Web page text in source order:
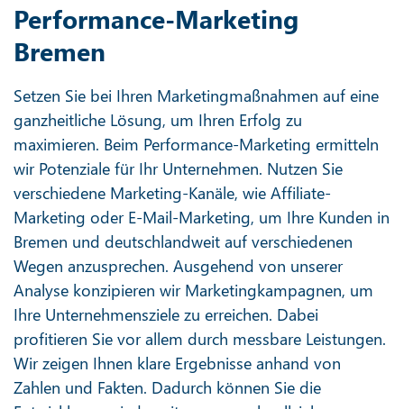
Performance-Marketing
Bremen
Setzen Sie bei Ihren Marketingmaßnahmen auf eine
ganzheitliche Lösung, um Ihren Erfolg zu
maximieren. Beim Performance-Marketing ermitteln
wir Potenziale für Ihr Unternehmen. Nutzen Sie
verschiedene Marketing-Kanäle, wie Affiliate-
Marketing oder E-Mail-Marketing, um Ihre Kunden in
Bremen und deutschlandweit auf verschiedenen
Wegen anzusprechen. Ausgehend von unserer
Analyse konzipieren wir Marketingkampagnen, um
Ihre Unternehmensziele zu erreichen. Dabei
profitieren Sie vor allem durch messbare Leistungen.
Wir zeigen Ihnen klare Ergebnisse anhand von
Zahlen und Fakten. Dadurch können Sie die